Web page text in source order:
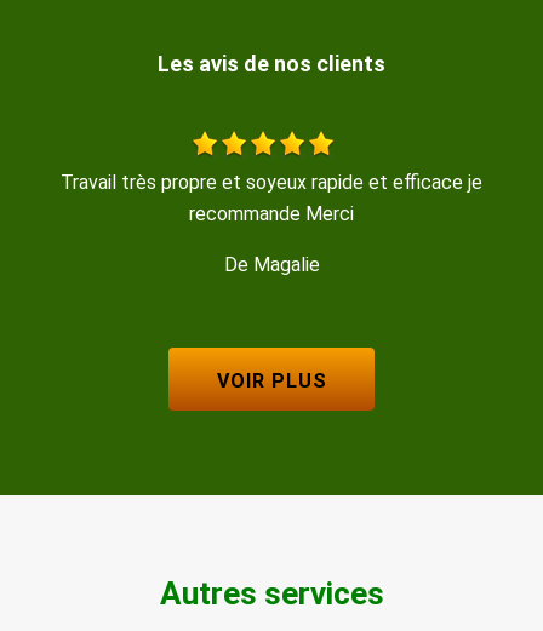
Les avis de nos clients
travail sérieux rapide bon contact
VOIR PLUS
Autres services